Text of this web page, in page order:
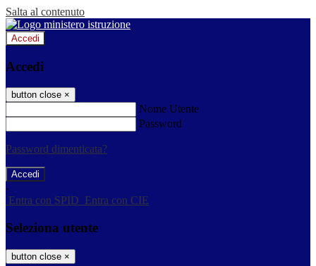
Salta al contenuto
Accedi
Accedi
button close ×
Nome Utente
Password
Password dimenticata?
-
Entra con SPID Entra con CIE
Seleziona utente
button close ×